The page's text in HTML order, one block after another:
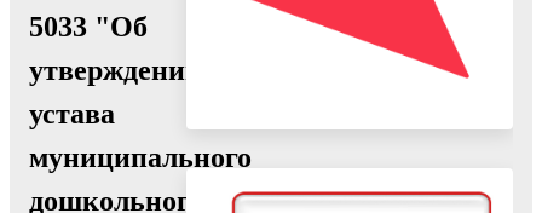
5033 "Об
утверждении
устава
муниципального
дошкольного